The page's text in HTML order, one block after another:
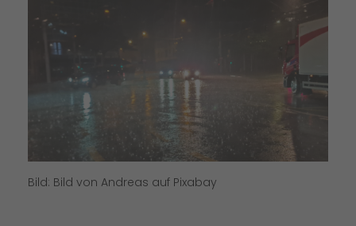
Bild: Bild von Andreas auf Pixabay